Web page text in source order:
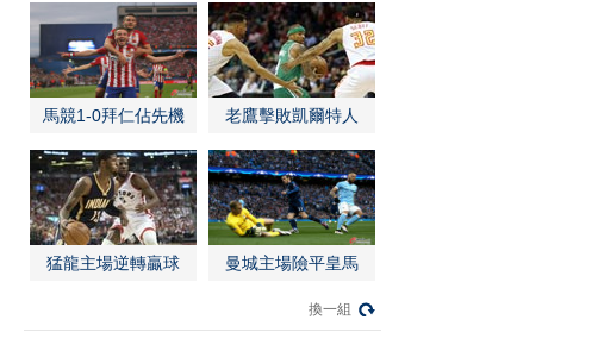
馬競1-0拜仁佔先機 老鷹擊敗凱爾特人
猛龍主場逆轉贏球 曼城主場險平皇馬
換一組